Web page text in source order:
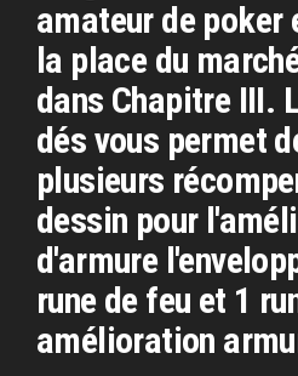
amateur de poker
la place du
dans Chapitre III.
dés vous permet
plusieurs
dessin pour
d'armure
rune de feu et 1
amélioration